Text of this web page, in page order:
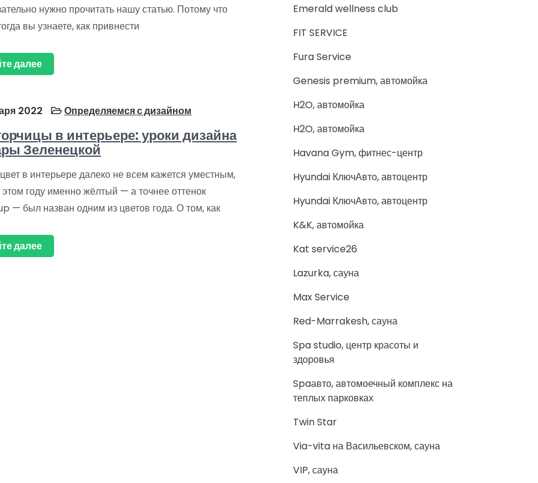
нужно прочитать нашу статью. Потому что
вы узнаете, как привнести
далее
2022 Определяемся с дизайном
в интерьере: уроки дизайна
Зеленецкой
в интерьере далеко не всем кажется уместным,
году именно жёлтый — а точнее оттенок
— был назван одним из цветов года. О том, как
далее
Emerald wellness club
FIT SERVICE
Fura Service
Genesis premium, автомойка
H2O, автомойка
H2O, автомойка
Havana Gym, фитнес-центр
Hyundai КлючАвто, автоцентр
Hyundai КлючАвто, автоцентр
K&K, автомойка
Kat service26
Lazurka, сауна
Max Service
Red-Marrakesh, сауна
Spa studio, центр красоты и
здоровья
Spaавто, автомоечный комплекс на
теплых парковках
Twin Star
Via-vita на Васильевском, сауна
VIP, сауна